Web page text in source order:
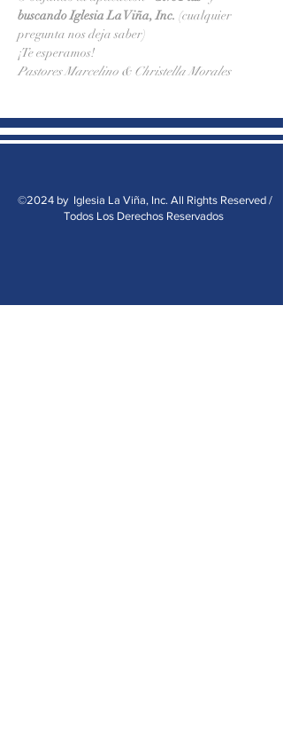
buscando Iglesia La Viña, Inc. (cualquier
pregunta nos deja saber)
¡Te esperamos!
Pastores Marcelino & Christella Morales
©2024 by Iglesia La Viña, Inc. All Rights Reserved /
Todos Los Derechos Reservados